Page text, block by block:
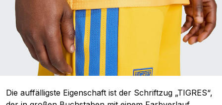
Die auffälligste Eigenschaft ist der Schriftzug „TIGRES“,